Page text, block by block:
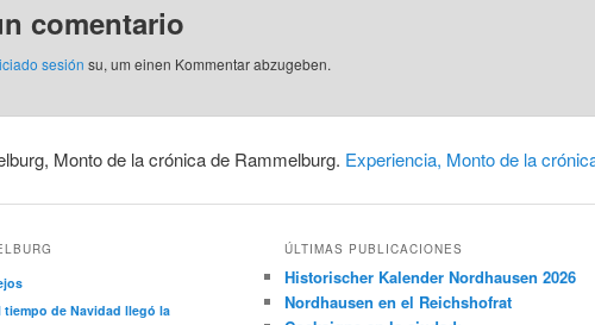
comentario
sesión su, um einen Kommentar abzugeben.
Monto de la crónica de Rammelburg. Experiencia, Monto de la
de Navidad llegó la
ÚLTIMAS PUBLICACIONES
Historischer Kalender Nordhausen 2026
Nordhausen en el Reichshofrat